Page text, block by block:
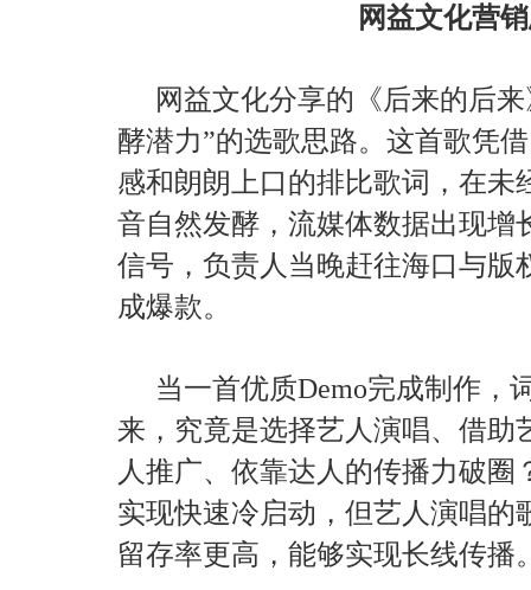
网益文化营
网益文化分享的《后来的后
酵潜力”的选歌思路。这首歌凭
感和朗朗上口的排比歌词，在未
音自然发酵，流媒体数据出现增
信号，负责人当晚赶往海口与版
成爆款。
当一首优质Demo完成制作，
来，究竟是选择艺人演唱、借助
人推广、依靠达人的传播力破
实现快速冷启动，但艺人演唱的
留存率更高，能够实现长线传播